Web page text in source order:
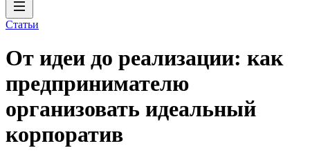
Статьи
От идеи до реализации: как
предпринимателю
организовать идеальный
корпоратив